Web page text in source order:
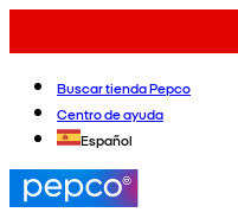
Buscar tienda Pepco
Centro de ayuda
Español